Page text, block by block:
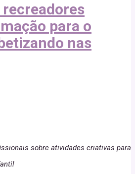
para o
nas
sobre atividades criativas para